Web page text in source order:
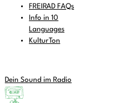
FREIRAD FAQs
Info in 10
Languages
KulturTon
Dein Sound im Radio